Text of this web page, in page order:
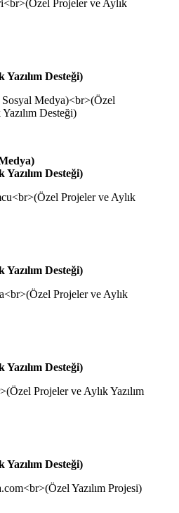
Desteği)
Desteği)
Desteği)
Desteği)
Desteği)